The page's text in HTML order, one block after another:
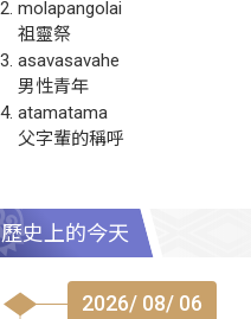
molapangolai
祖靈祭
asavasavahe
男性青年
atamatama
父字輩的稱呼
歷史上的今天
2026/ 08/ 06